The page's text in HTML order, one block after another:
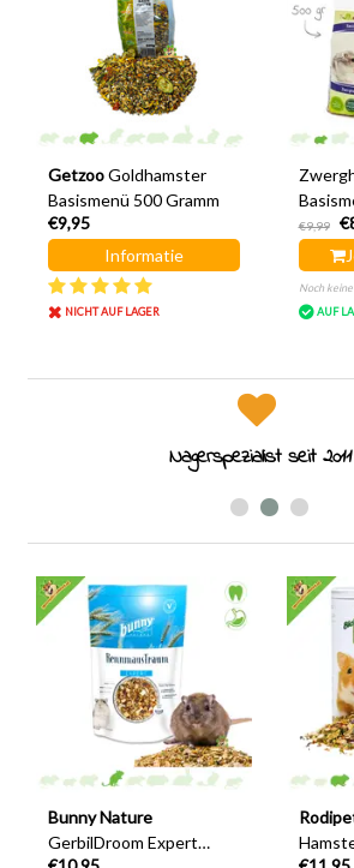
Getzoo Goldhamster
Basismenü 500 Gramm
€9,95
Informatie
NICHT AUF LAGER
€9,99
Noch
AUF
Nagerspezialist seit 2011
Bunny Nature
GerbilDroom Expert